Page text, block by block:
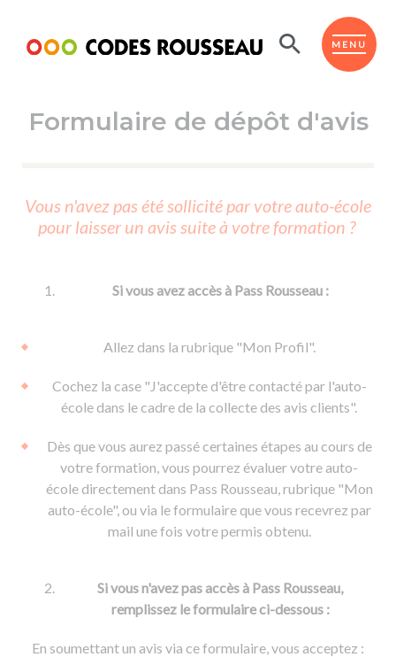
MENU
ESPACE ÉLÈVE
Code de la route
Passer l'ASSR
Réviser le code
Passer l'ETM
Permis voiture
Permis remorque
Permis & handicap
d'apprentissage
De la conduite en voiture
De la conduite à moto
Voir tous les supports
Formations pro.
Permis poids lourd
Formation FCO
Formation CACES
Devenir enseignant de la conduite
Ressources
Formulaire de dépôt d'avis
Vous n'avez pas été sollicité par votre auto-école
pour laisser un avis suite à votre formation ?
Si vous avez accès à Pass Rousseau :
Allez dans la rubrique "Mon Profil".
Cochez la case "J'accepte d'être contacté par l'auto-
école dans le cadre de la collecte des avis clients".
Dès que vous aurez passé certaines étapes au cours de
votre formation, vous pourrez évaluer votre auto-
école directement dans Pass Rousseau, rubrique "Mon
auto-école", ou via le formulaire que vous recevrez par
mail une fois votre permis obtenu.
Si vous n'avez pas accès à Pass Rousseau,
remplissez le formulaire ci-dessous :
En soumettant un avis via ce formulaire, vous acceptez :